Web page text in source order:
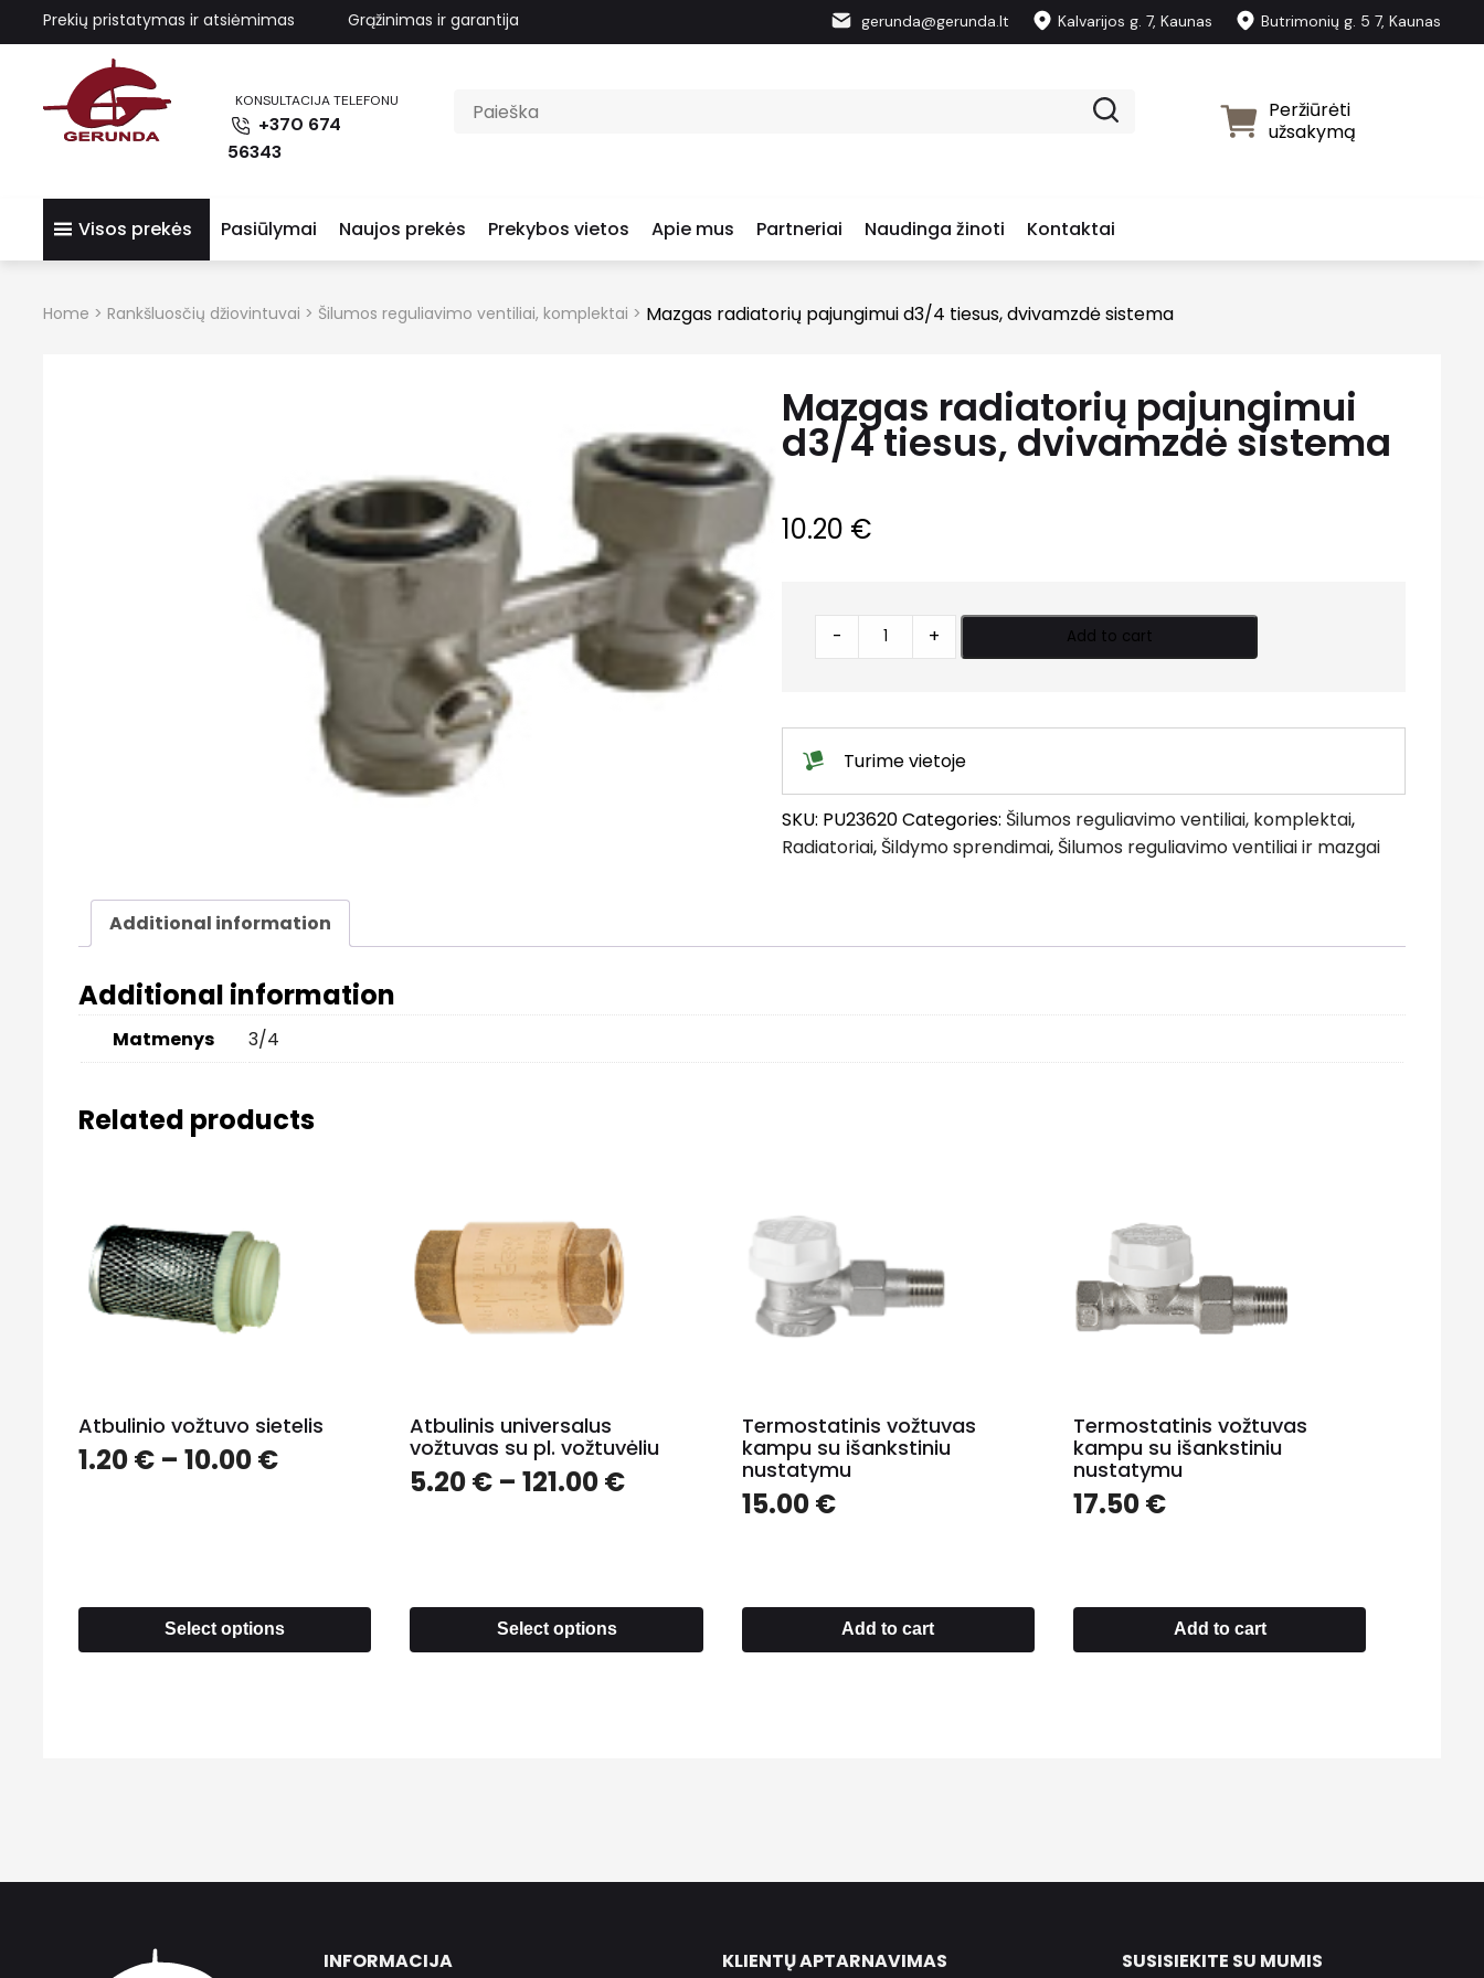
Prekių pristatymas ir atsiėmimas Grąžinimas ir garantija gerunda@gerunda.lt Kalvarijos g. 7, Kaunas Butrimonių g. 5 7, Kaunas
KONSULTACIJA TELEFONU
+370 674
56343
Peržiūrėti
užsakymą
Visos prekės Pasiūlymai Naujos prekės Prekybos vietos Apie mus Partneriai Naudinga žinoti Kontaktai
Home > Rankšluosčių džiovintuvai > Šilumos reguliavimo ventiliai, komplektai > Mazgas radiatorių pajungimui d3/4 tiesus, dvivamzdė sistema
Mazgas radiatorių pajungimui
d3/4 tiesus, dvivamzdė sistema
10.20 €
radiatorių
dvivamzdė
sistema
quantity
- + Add to cart
Turime vietoje
SKU: PU23620Categories: Šilumos reguliavimo ventiliai, komplektai,
Radiatoriai, Šildymo sprendimai, Šilumos reguliavimo ventiliai ir mazgai
Additional information
Additional information
Matmenys 3/4
Related products
Atbulinio vožtuvo sietelis
1.20€ – 10.00€
Select options
Atbulinis universalus
vožtuvas su pl. vožtuvėliu
5.20€ –121.00€
Select options
Termostatinis vožtuvas
kampu su išankstiniu
nustatymu
15.00€
Add to cart
Termostatinis vožtuvas
kampu su išankstiniu
nustatymu
17.50€
Add to cart
INFORMACIJA KLIENTŲ APTARNAVIMAS SUSISIEKITE SU MUMIS